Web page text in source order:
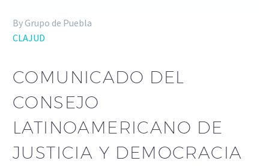
By Grupo de Puebla
CLAJUD
COMUNICADO DEL
CONSEJO
LATINOAMERICANO DE
JUSTICIA Y DEMOCRACIA